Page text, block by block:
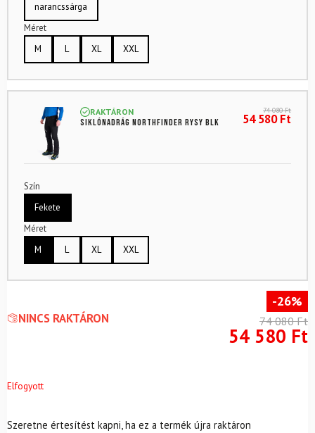
narancssárga
Méret
M
L XL XXL
RAKTÁRON
Siklónadrág NORTHFINDER Rysy Blk
74 080Ft
54 580Ft
Szín
Fekete
Méret
M
L XL XXL
NINCS RAKTÁRON
-26%
74 080Ft
54 580 Ft
Elfogyott
Szeretne értesítést kapni, ha ez a termék újra raktáron